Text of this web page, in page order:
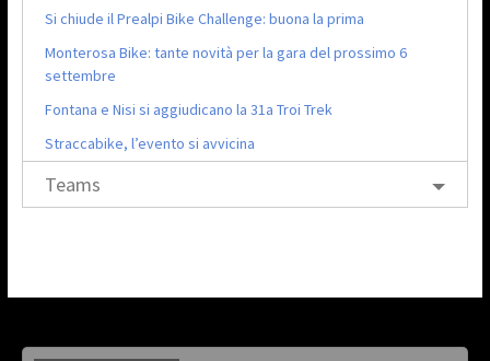
Si chiude il Prealpi Bike Challenge: buona la prima
Monterosa Bike: tante novità per la gara del prossimo 6
settembre
Fontana e Nisi si aggiudicano la 31a Troi Trek
Straccabike, l’evento si avvicina
Teams